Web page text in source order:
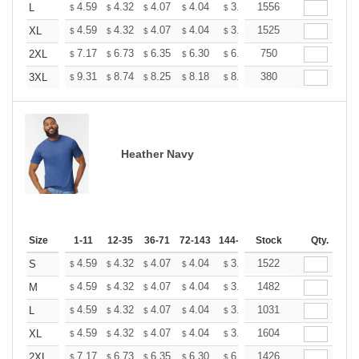
L $ 4.59 $ 4.32 $ 4.07 $ 4.04 $ 3.97 $3.93
1556
XL
$ 4.59 $ 4.32 $ 4.07 $ 4.04 $ 3.97 $3.93
1525
2XL
$ 7.17 $ 6.73 $ 6.35 $ 6.30 $ 6.19 $6.14
750
3XL
$ 9.31 $ 8.74 $ 8.25 $ 8.18 $ 8.04 $7.97
380
Heather Navy
Size 1-11 12-35 36-71 72-143 144-287 288 + More
Stock Qty.
S $ 4.59 $ 4.32 $ 4.07 $ 4.04 $ 3.97 $3.93
1522
M
$ 4.59 $ 4.32 $ 4.07 $ 4.04 $ 3.97 $3.93
1482
L
$ 4.59 $ 4.32 $ 4.07 $ 4.04 $ 3.97 $3.93
1031
XL
$ 4.59 $ 4.32 $ 4.07 $ 4.04 $ 3.97 $3.93
1604
$ 7.17 $ 6.73 $ 6.35 $ 6.30 $ 6.19 $6.14
1426